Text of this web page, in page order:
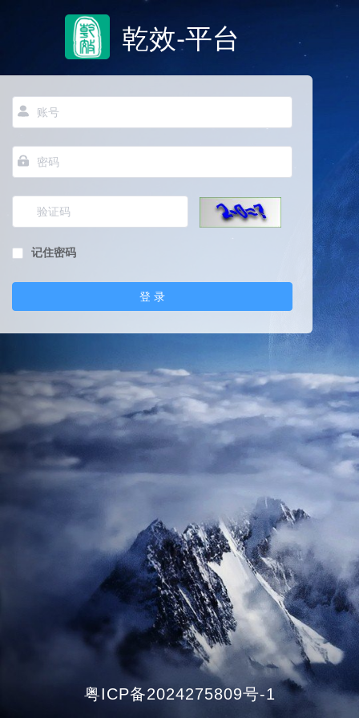
乾效-平台
记住密码
登 录
粤ICP备2024275809号-1